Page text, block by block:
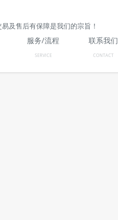
及售后有保障是我们的宗旨！
服务/流程
SERVICE
联系我们
CONTACT